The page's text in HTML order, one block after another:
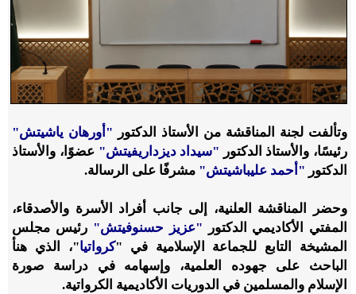
وتألفت لجنة المناقشة من الأستاذ الدكتور
"أورهان ياشيتش"
رئيسًا، والأستاذ الدكتور "سيداد ديزداريفيتش" عضوًا، والأستاذ
الدكتور "أحمد عليباشيتش" مشرفًا على الرسالة.
وحضر المناقشة العلنية، إلى جانب أفراد الأسرة والأصدقاء،
المفتي الأكاديمي الدكتور "عزيز حسنوفيتش" رئيس مجلس
المشيخة التابع للجماعة الإسلامية في "كرواتيا"، الذي هنأ
الباحث على جهوده العلمية، وإسهامه في دراسة صورة
الإسلام والمسلمين في الدوريات الأكاديمية الكرواتية.